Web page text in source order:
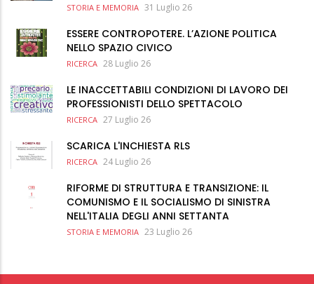
STORIA E MEMORIA 31 Luglio 26
ESSERE CONTROPOTERE. L’AZIONE POLITICA
NELLO SPAZIO CIVICO
RICERCA 28 Luglio 26
LE INACCETTABILI CONDIZIONI DI LAVORO DEI
PROFESSIONISTI DELLO SPETTACOLO
RICERCA 27 Luglio 26
SCARICA L'INCHIESTA RLS
RICERCA 24 Luglio 26
RIFORME DI STRUTTURA E TRANSIZIONE: IL
COMUNISMO E IL SOCIALISMO DI SINISTRA
NELL'ITALIA DEGLI ANNI SETTANTA
STORIA E MEMORIA 23 Luglio 26